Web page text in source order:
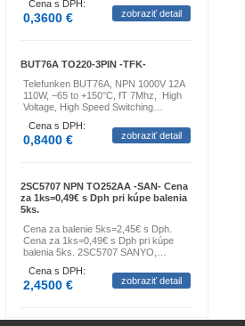
Cena s DPH:
0,3600 € zobraziť detail
BUT76A TO220-3PIN -TFK-
Telefunken BUT76A, NPN 1000V 12A
110W, –65 to +150°C, fT 7Mhz, High
Voltage, High Speed Switching…
Cena s DPH:
0,8400 € zobraziť detail
2SC5707 NPN TO252AA -SAN- Cena
za 1ks=0,49€ s Dph pri kúpe balenia
5ks.
Cena za balenie 5ks=2,45€ s Dph.
Cena za 1ks=0,49€ s Dph pri kúpe
balenia 5ks. 2SC5707 SANYO,…
Cena s DPH:
2,4500 € zobraziť detail